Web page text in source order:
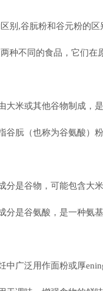
别,谷朊粉和谷元粉的区
种不同的食品，它们在
大米或其他谷物制成，
谷朊（也称为谷氨酸）
分是谷物，可能包含大米
分是谷氨酸，是一种氨
中广泛用作面粉或厚